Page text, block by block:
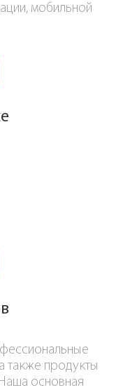
мобильной
также продукты
основная